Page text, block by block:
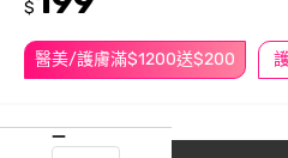
醫美/護膚滿$1200送$200
$